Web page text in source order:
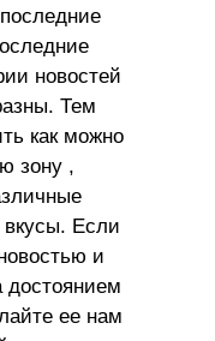
новостей
Тем
как можно
зону ,
вкусы. Если
и
достоянием
ее нам